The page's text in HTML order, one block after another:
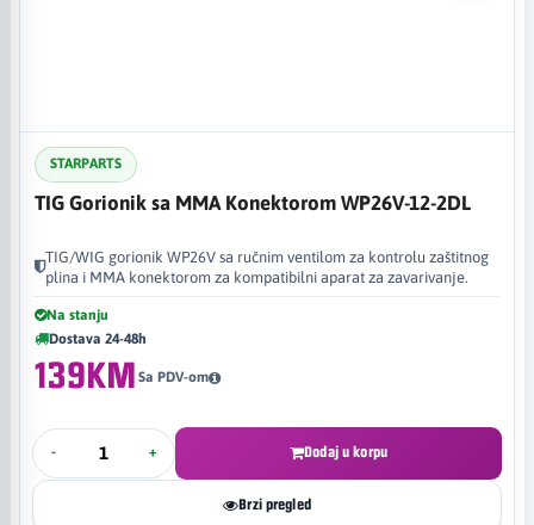
STARPARTS
TIG Gorionik sa MMA Konektorom WP26V-12-2DL
TIG/WIG gorionik WP26V sa ručnim ventilom za kontrolu zaštitnog
plina i MMA konektorom za kompatibilni aparat za zavarivanje.
Na stanju
Dostava 24-48h
139KM Sa PDV-om
- + Dodaj u korpu
Brzi pregled